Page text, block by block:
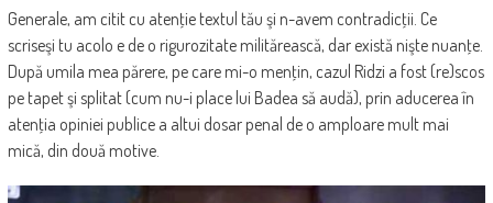
Generale, am citit cu atenţie textul tău şi n-avem contradicţii. Ce
scriseşi tu acolo e de o rigurozitate militărească, dar există nişte nuanţe.
După umila mea părere, pe care mi-o menţin, cazul Ridzi a fost (re)scos
pe tapet şi splitat (cum nu-i place lui Badea să audă), prin aducerea în
atenţia opiniei publice a altui dosar penal de o amploare mult mai
mică, din două motive.